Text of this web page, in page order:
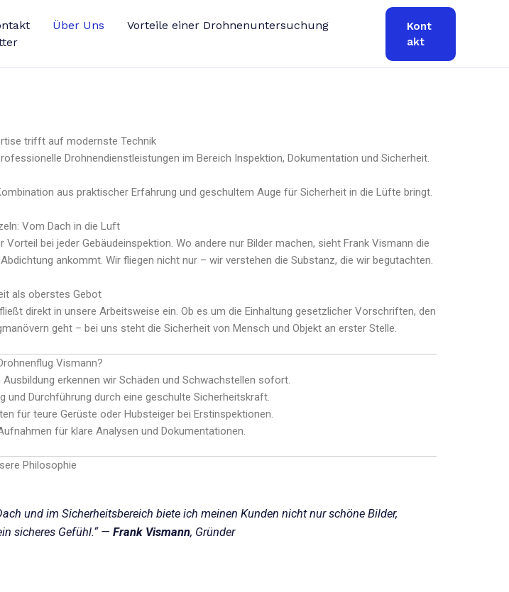
Über Uns
Vorteile einer Drohnenuntersuchung
Kont
akt
trifft auf modernste Technik
Drohnendienstleistungen im Bereich Inspektion, Dokumentation und Sicherheit.
aus praktischer Erfahrung und geschultem Auge für Sicherheit in die Lüfte bringt.
Vom Dach in die Luft
bei jeder Gebäudeinspektion. Wo andere nur Bilder machen, sieht Frank Vismann die
ankommt. Wir fliegen nicht nur – wir verstehen die Substanz, die wir begutachten.
als oberstes Gebot
direkt in unsere Arbeitsweise ein. Ob es um die Einhaltung gesetzlicher Vorschriften, den
geht – bei uns steht die Sicherheit von Mensch und Objekt an erster Stelle.
Vismann?
Ausbildung erkennen wir Schäden und Schwachstellen sofort.
und Durchführung durch eine geschulte Sicherheitskraft.
für teure Gerüste oder Hubsteiger bei Erstinspektionen.
für klare Analysen und Dokumentationen.
Philosophie
und im Sicherheitsbereich biete ich meinen Kunden nicht nur schöne Bilder,
sicheres Gefühl.“ — Frank Vismann, Gründer